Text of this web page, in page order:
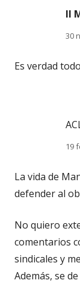
II
30
Es verdad
19
La vida de
defender al
No quiero
comentarios
sindicales y
Además, se